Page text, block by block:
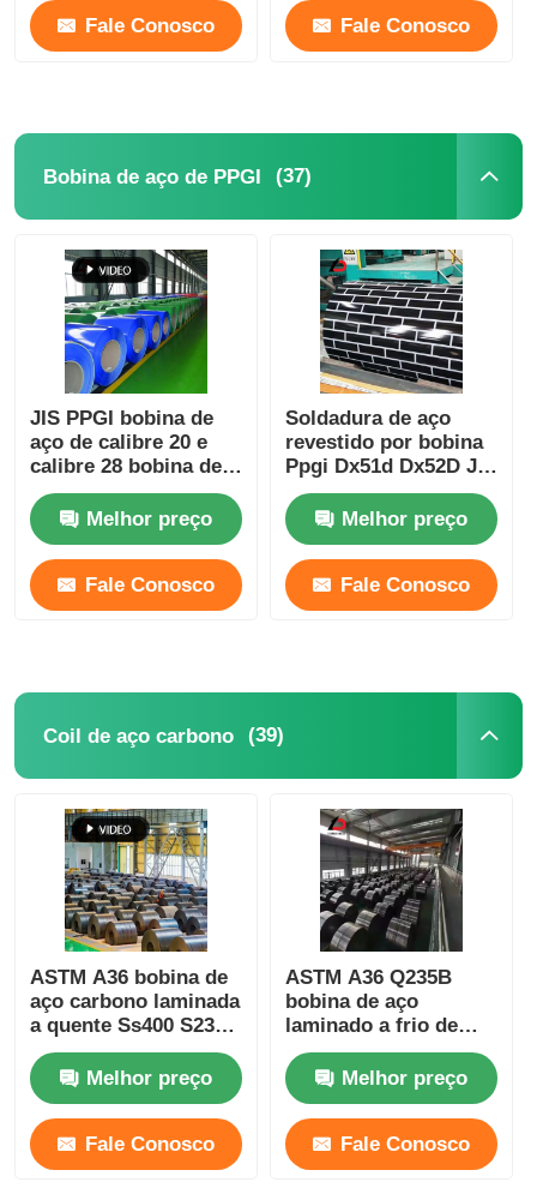
Fale Conosco Fale Conosco
Bobina de aço de PPGI (37)
JIS PPGI bobina de
aço de calibre 20 e
calibre 28 bobina de
aço galvanizado
revestida de cor
Melhor preço
Fale Conosco
Soldadura de aço
revestido por bobina
Ppgi Dx51d Dx52D JIS
Standard ASTM
Ral3005 6005 3013
Melhor preço
Fale Conosco
Coil de aço carbono (39)
ASTM A36 bobina de
aço carbono laminada
a quente Ss400 S235
S355 Com certificado
de fábricaMelhor preço
Fale Conosco
ASTM A36 Q235B
bobina de aço
laminado a frio de
aço carbono
Certificação RoHS
Melhor preço
Fale Conosco